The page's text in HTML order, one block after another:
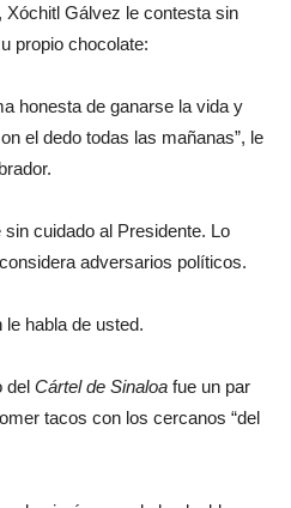
Gálvez le contesta sin
propio chocolate:
honesta de ganarse la vida y
el dedo todas las mañanas”, le
cuidado al Presidente. Lo
adversarios políticos.
le habla de usted.
del Cártel de Sinaloa fue un par
tacos con los cercanos “del